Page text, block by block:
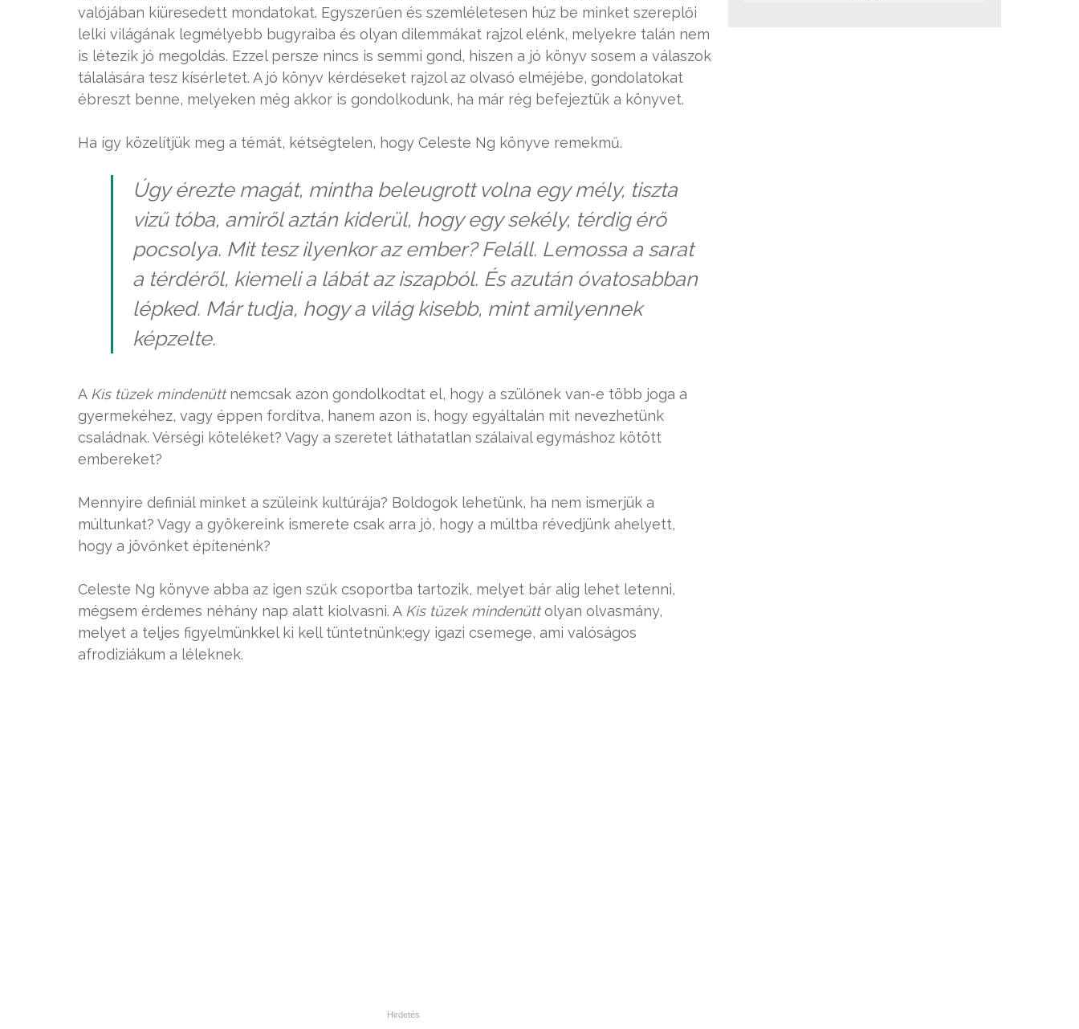
valójában kiüresedett mondatokat. Egyszerűen és szemléletesen húz be minket szereplői
lelki világának legmélyebb bugyraiba és olyan dilemmákat rajzol elénk, melyekre talán nem
is létezik jó megoldás. Ezzel persze nincs is semmi gond, hiszen a jó könyv sosem a válaszok
tálalására tesz kísérletet. A jó könyv kérdéseket rajzol az olvasó elméjébe, gondolatokat
ébreszt benne, melyeken még akkor is gondolkodunk, ha már rég befejeztük a könyvet.
Ha így közelítjük meg a témát, kétségtelen, hogy Celeste Ng könyve remekmű.
Úgy érezte magát, mintha beleugrott volna egy mély, tiszta
vizű tóba, amiről aztán kiderül, hogy egy sekély, térdig érő
pocsolya. Mit tesz ilyenkor az ember? Feláll. Lemossa a sarat
a térdéről, kiemeli a lábát az iszapból. És azután óvatosabban
lépked. Már tudja, hogy a világ kisebb, mint amilyennek
képzelte.
A Kis tüzek mindenüttnemcsak azon gondolkodtat el, hogy a szülőnek van-e több joga a
gyermekéhez, vagy éppen fordítva, hanem azon is, hogy egyáltalán mit nevezhetünk
családnak. Vérségi köteléket? Vagy a szeretet láthatatlan szálaival egymáshoz kötött
embereket?
Mennyire definiál minket a szüleink kultúrája? Boldogok lehetünk, ha nem ismerjük a
múltunkat? Vagy a gyökereink ismerete csak arra jó, hogy a múltba révedjünk ahelyett,
hogy a jövőnket építenénk?
Celeste Ng könyve abba az igen szűk csoportba tartozik, melyet bár alig lehet letenni,
mégsem érdemes néhány nap alatt kiolvasni. A Kis tüzek mindenüttolyan olvasmány,
melyet a teljes figyelmünkkel ki kell tüntetnünk:egy igazi csemege, ami valóságos
afrodiziákum a léleknek.